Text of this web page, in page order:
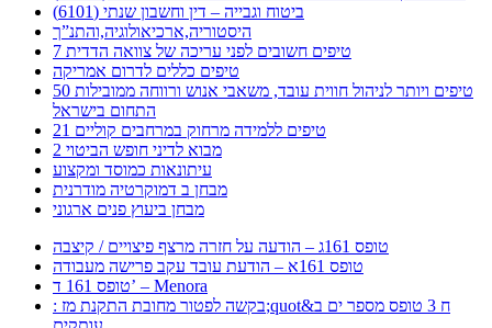
ביטוח וגבייה – דין וחשבון שנתי (6101)
היסטוריה,ארכיאולוגיה,והתנ”ך
7 טיפים חשובים לפני עריכה של צוואה הדדית
טיפים כללים לדרום אמריקה
50 טיפים ויותר לניהול חווית עובד, משאבי אנוש ורווחה ממובילות
התחום בישראל
21 טיפים ללמידה מרחוק במרחבים קוליים
מבוא לדיני חופש הביטוי 2
עיתונאות כמוסד ומקצוע
מבחן ב דמוקרטיה מודרנית
מבחן ביעוץ פנים ארגוני
טופס 161ג – הודעה על חזרה מרצף פיצויים / קיצבה
טופס 161א – הודעת עובד עקב פרישה מעבודה
טופס 161 ד’ – Menora
: בקשה לפטור מחובת התקנת מז;quot&ח 3 טופס מספר ים ב